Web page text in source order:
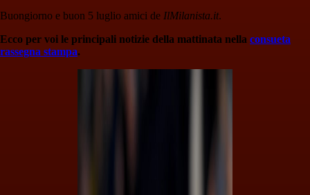
Buongiorno e buon 5 luglio amici de IlMilanista.it.
Ecco per voi le principali notizie della mattinata nella consueta
rassegna stampa.